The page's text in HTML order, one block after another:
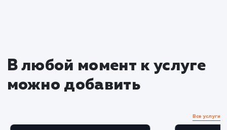
Мгновенное получение платежей,
учета и автоматизация бизнес-процессов.